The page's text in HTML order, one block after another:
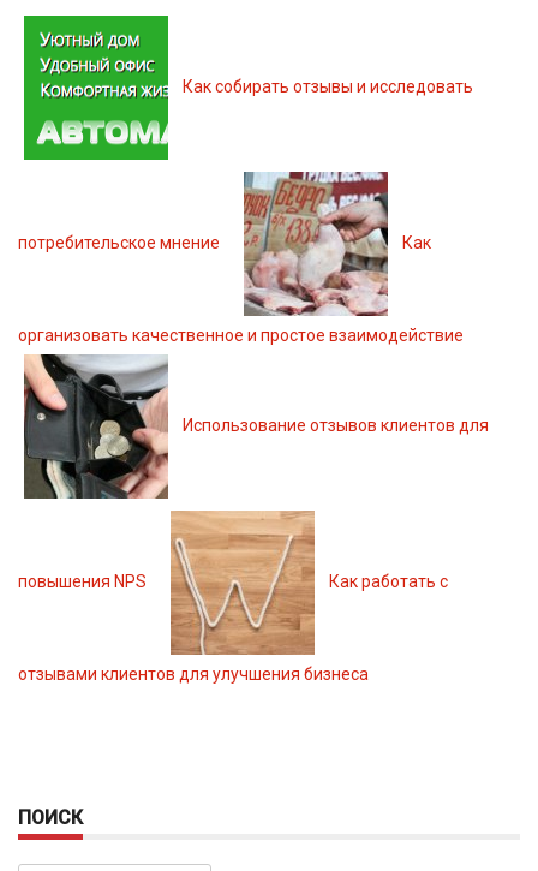
Как собирать отзывы и исследовать
потребительское мнение Как
организовать качественное и простое взаимодействие
Использование отзывов клиентов для
повышения NPS Как работать с
отзывами клиентов для улучшения бизнеса
ПОИСК